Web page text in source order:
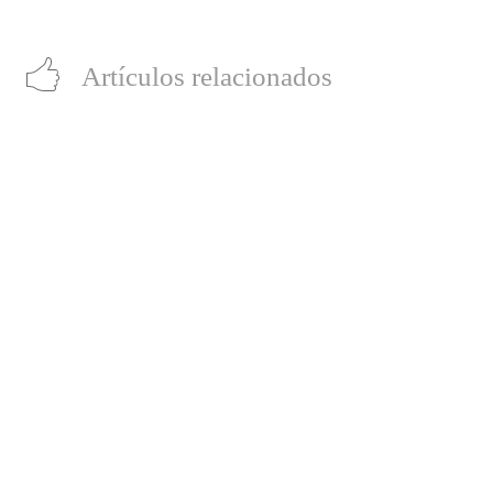
Artículos relacionados